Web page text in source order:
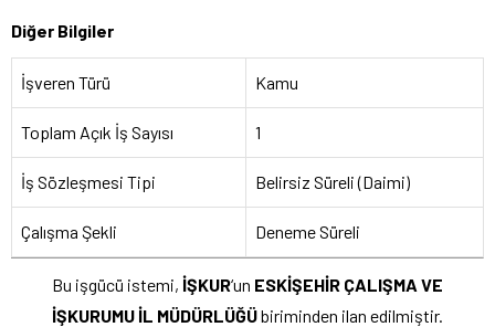
Diğer Bilgiler
İşveren Türü Kamu
Toplam Açık İş Sayısı 1
İş Sözleşmesi Tipi Belirsiz Süreli (Daimi)
Çalışma Şekli Deneme Süreli
Bu işgücü istemi, İŞKUR‘un ESKİŞEHİR ÇALIŞMA VE
İŞKURUMU İL MÜDÜRLÜĞÜbiriminden ilan edilmiştir.